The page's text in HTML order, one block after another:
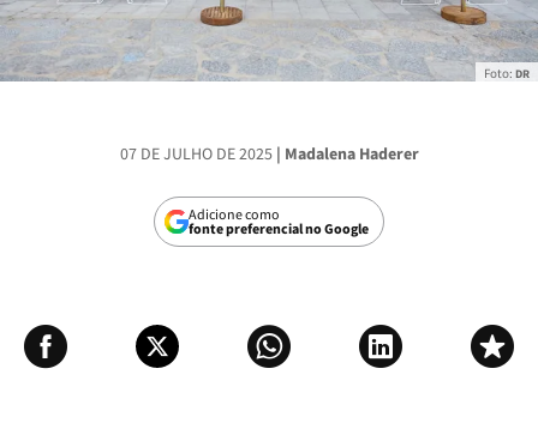
Foto: DR
07 DE JULHO DE 2025| Madalena Haderer
Adicione como
fonte preferencial no Google